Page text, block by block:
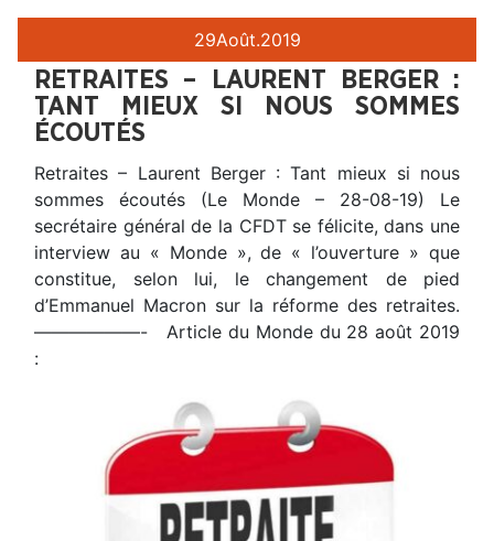
29Août.2019
RETRAITES – LAURENT BERGER :
TANT MIEUX SI NOUS SOMMES
ÉCOUTÉS
Retraites – Laurent Berger : Tant mieux si nous
sommes écoutés (Le Monde – 28-08-19) Le
secrétaire général de la CFDT se félicite, dans une
interview au « Monde », de « l’ouverture » que
constitue, selon lui, le changement de pied
d’Emmanuel Macron sur la réforme des retraites.
——————- Article du Monde du 28 août 2019
: